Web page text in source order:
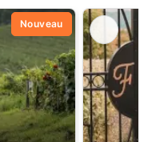
Nouveau